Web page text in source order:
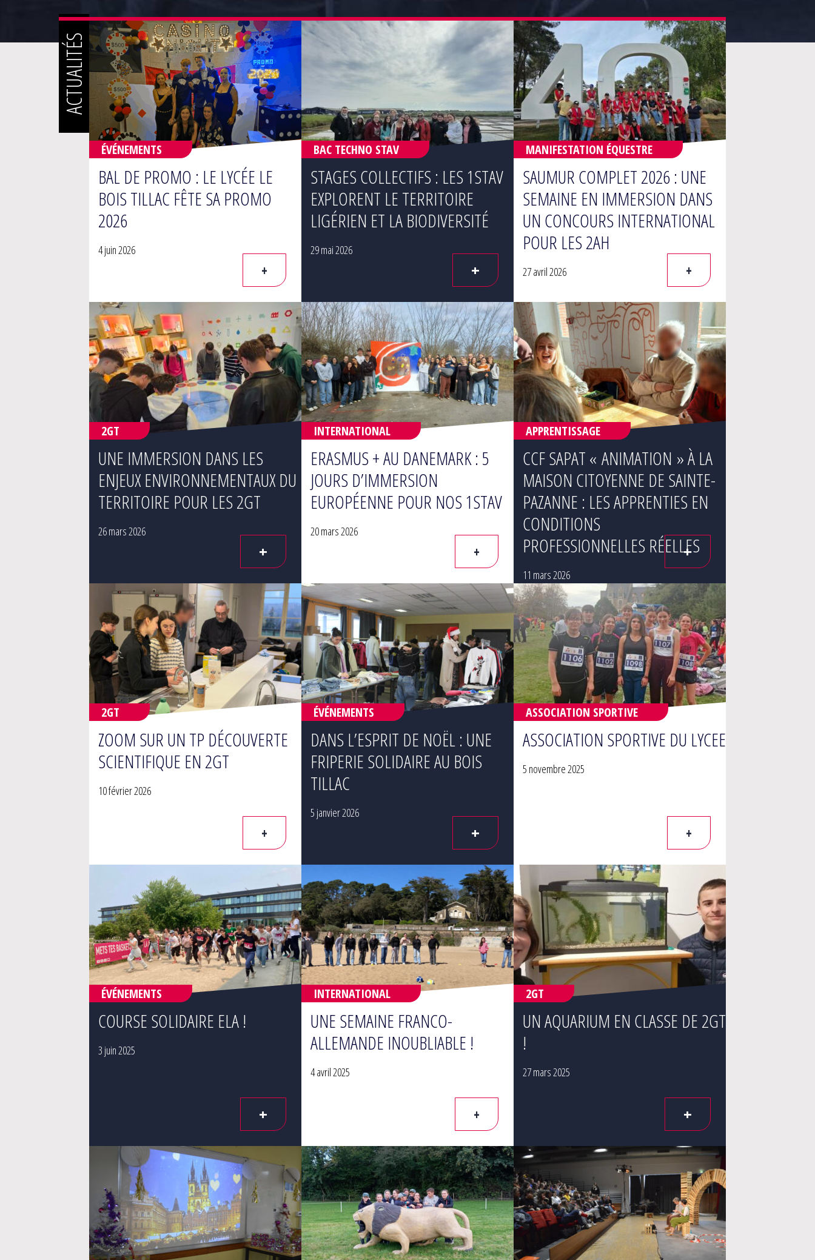
ACTUALITÉS
ÉVÉNEMENTS
BAL DE PROMO : LE LYCÉE LE
BOIS TILLAC FÊTE SA PROMO
2026
4 juin 2026
+
BAC TECHNO STAV
STAGES COLLECTIFS : LES 1STAV
EXPLORENT LE TERRITOIRE
LIGÉRIEN ET LA BIODIVERSITÉ
29 mai 2026
+
MANIFESTATION ÉQUESTRE
SAUMUR COMPLET 2026 : UNE
SEMAINE EN IMMERSION DANS
UN CONCOURS INTERNATIONAL
POUR LES 2AH
27 avril 2026 +
2GT
UNE IMMERSION DANS LES
ENJEUX ENVIRONNEMENTAUX DU
TERRITOIRE POUR LES 2GT
26 mars 2026
+
INTERNATIONAL
ERASMUS + AU DANEMARK : 5
JOURS D’IMMERSION
EUROPÉENNE POUR NOS 1STAV
20 mars 2026
+
APPRENTISSAGE
CCF SAPAT « ANIMATION » À LA
MAISON CITOYENNE DE SAINTE-
PAZANNE : LES APPRENTIES EN
CONDITIONS
PROFESSIONNELLES RÉELLES
11 mars 2026
+
2GT
ZOOM SUR UN TP DÉCOUVERTE
SCIENTIFIQUE EN 2GT
10 février 2026
+
ÉVÉNEMENTS
DANS L’ESPRIT DE NOËL : UNE
FRIPERIE SOLIDAIRE AU BOIS
TILLAC
5 janvier 2026
+
ASSOCIATION SPORTIVE
ASSOCIATION SPORTIVE DU LYCEE
5 novembre 2025
+
ÉVÉNEMENTS
COURSE SOLIDAIRE ELA !
3 juin 2025
+
INTERNATIONAL
UNE SEMAINE FRANCO-
ALLEMANDE INOUBLIABLE !
4 avril 2025
+
2GT
UN AQUARIUM EN CLASSE DE 2GT
!
27 mars 2025
+